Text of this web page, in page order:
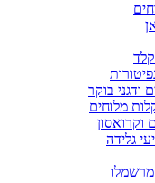
ודגני בוקר
מלוחים
וקרואסון
גלידה
מרשמלו